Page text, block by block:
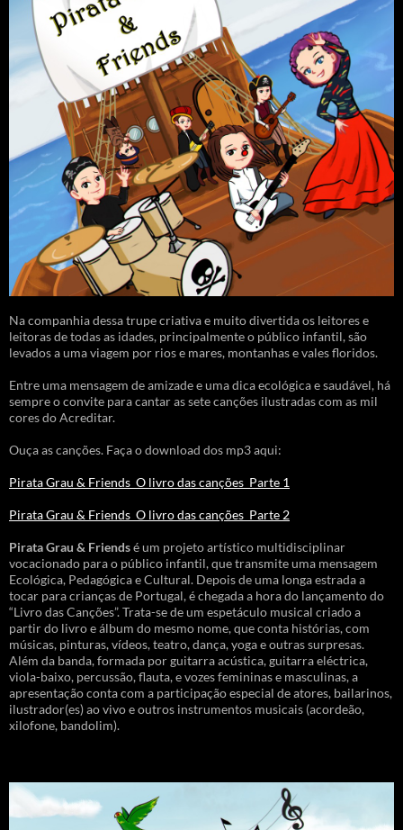
Na companhia dessa trupe criativa e muito divertida os leitores e
leitoras de todas as idades, principalmente o público infantil, são
levados a uma viagem por rios e mares, montanhas e vales floridos.
Entre uma mensagem de amizade e uma dica ecológica e saudável, há
sempre o convite para cantar as sete canções ilustradas com as mil
cores do Acreditar.
Ouça as canções. Faça o download dos mp3 aqui:
Pirata Grau & Friends_O livro das canções_Parte 1
Pirata Grau & Friends_O livro das canções_Parte 2
Pirata Grau & Friendsé um projeto artístico multidisciplinar
vocacionado para o público infantil, que transmite uma mensagem
Ecológica, Pedagógica e Cultural. Depois de uma longa estrada a
tocar para crianças de Portugal, é chegada a hora do lançamento do
“Livro das Canções”. Trata-se de um espetáculo musical criado a
partir do livro e álbum do mesmo nome, que conta histórias, com
músicas, pinturas, vídeos, teatro, dança, yoga e outras surpresas.
Além da banda, formada por guitarra acústica, guitarra eléctrica,
viola-baixo, percussão, flauta, e vozes femininas e masculinas, a
apresentação conta com a participação especial de atores, bailarinos,
ilustrador(es) ao vivo e outros instrumentos musicais (acordeão,
xilofone, bandolim).